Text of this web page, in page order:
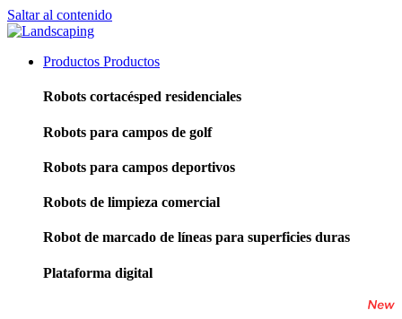
Saltar al contenido
Productos Productos
Robots cortacésped residenciales
Robots para campos de golf
Robots para campos deportivos
Robots de limpieza comercial
Robot de marcado de líneas para superficies duras
Plataforma digital